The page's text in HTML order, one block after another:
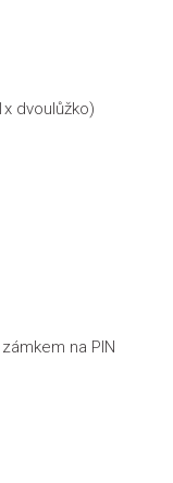
dvoulůžko)
na PIN